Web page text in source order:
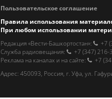
Пользовательское соглашение
Правила использования
При любом использовании
Редакция «Вести-Башкортостан»: +7
Cлужба радиовещания: +7 (347) 216-
Реклама на каналах и на сайте: +7
Адрес: 450093, Россия, г. Уфа, ул.